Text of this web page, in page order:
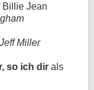
Billie Jean
Jeff Miller
so ich dir als